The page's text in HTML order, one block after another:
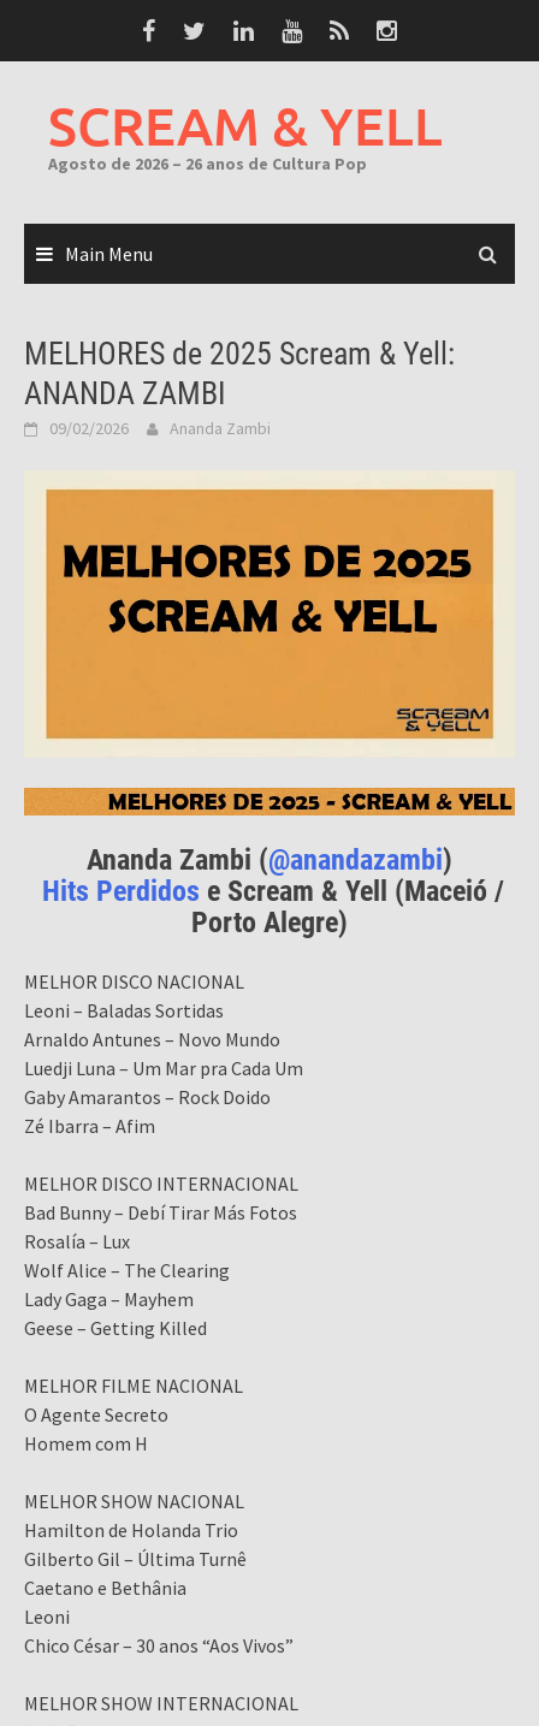
SCREAM & YELL
Agosto de 2026 – 26 anos de Cultura Pop
Main Menu
MELHORES de 2025 Scream & Yell:
ANANDA ZAMBI
09/02/2026 Ananda Zambi
Ananda Zambi (@anandazambi)
Hits Perdidos e Scream & Yell (Maceió /
Porto Alegre)
MELHOR DISCO NACIONAL
Leoni – Baladas Sortidas
Arnaldo Antunes – Novo Mundo
Luedji Luna – Um Mar pra Cada Um
Gaby Amarantos – Rock Doido
Zé Ibarra – Afim
MELHOR DISCO INTERNACIONAL
Bad Bunny – Debí Tirar Más Fotos
Rosalía – Lux
Wolf Alice – The Clearing
Lady Gaga – Mayhem
Geese – Getting Killed
MELHOR FILME NACIONAL
O Agente Secreto
Homem com H
MELHOR SHOW NACIONAL
Hamilton de Holanda Trio
Gilberto Gil – Última Turnê
Caetano e Bethânia
Leoni
Chico César – 30 anos “Aos Vivos”
MELHOR SHOW INTERNACIONAL